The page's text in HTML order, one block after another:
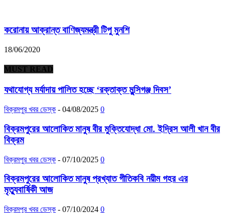
করোনায় আক্রান্ত বাণিজ্যমন্ত্রী টিপু মুনশি
18/06/2020
MUST READ
যথাযোগ্য মর্যাদায় পালিত হচ্ছে ‘রক্তাক্ত মুন্সিগঞ্জ দিবস’
বিক্রমপুর খবর ডেস্ক - 04/08/2025 0
বিক্রমপুরের আলোকিত মানুষ বীর মুক্তিযোদ্ধা মো. ইদ্রিস আলী খান বীর
বিক্রম
বিক্রমপুর খবর ডেস্ক - 07/10/2025 0
বিক্রমপুরের আলোকিত মানুষ প্রখ্যাত গীতিকবি নয়ীম গহর এর
মৃত্যুবার্ষিকী আজ
বিক্রমপুর খবর ডেস্ক - 07/10/2024 0